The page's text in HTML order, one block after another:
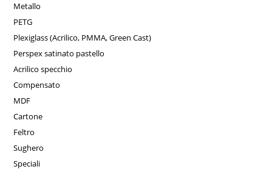
Metallo
PETG
Plexiglass (Acrilico, PMMA, Green Cast)
Perspex satinato pastello
Acrilico specchio
Compensato
MDF
Cartone
Feltro
Sughero
Speciali